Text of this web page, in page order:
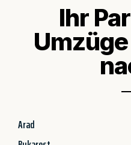
Ihr
Arad